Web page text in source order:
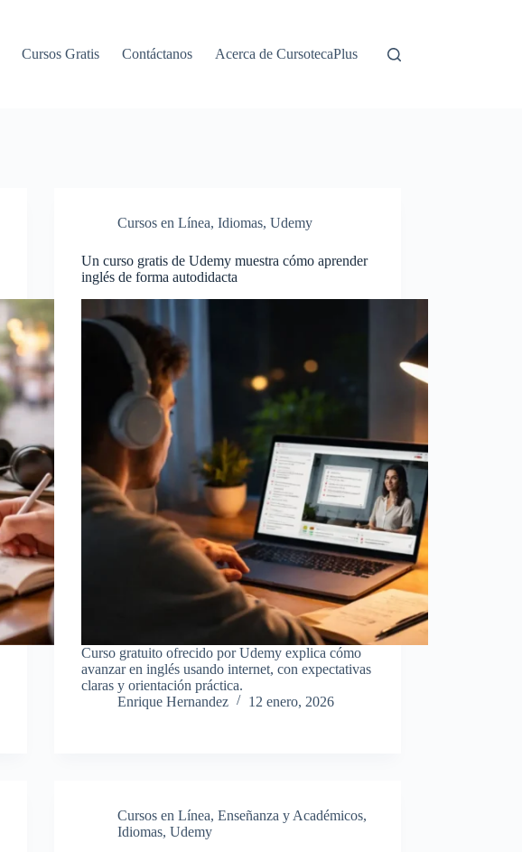
Cursos Gratis Contáctanos Acerca de CursotecaPlus
Cursos en Línea,Idiomas,Udemy
Un curso gratis de Udemy muestra cómo aprender
inglés de forma autodidacta
Curso gratuito ofrecido por Udemy explica cómo
avanzar en inglés usando internet, con expectativas
claras y orientación práctica.
Enrique Hernandez
12 enero, 2026
Cursos en Línea,Enseñanza y Académicos,
Idiomas,Udemy